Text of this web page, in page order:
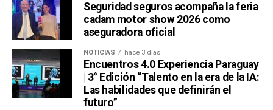
Seguridad seguros acompaña la feria
cadam motor show 2026 como
aseguradora oficial
NOTICIAS hace 3 días
Encuentros 4.0 Experiencia Paraguay
| 3° Edición “Talento en la era de la IA:
Las habilidades que definirán el
futuro”